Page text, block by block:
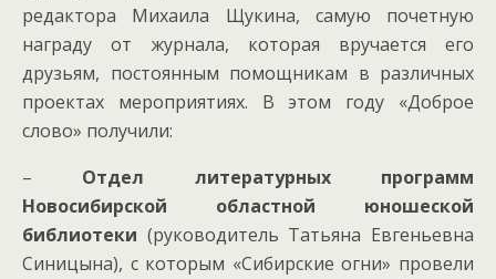
редактора Михаила Щукина, самую почетную
награду от журнала, которая вручается его
друзьям, постоянным помощникам в различных
проектах мероприятиях. В этом году «Доброе
слово» получили:
– Отдел литературных программ
Новосибирской областной юношеской
библиотеки (руководитель Татьяна Евгеньевна
Синицына), с которым «Сибирские огни» провели